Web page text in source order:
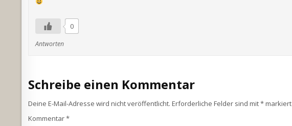
0
Antworten
Schreibe einen Kommentar
Deine E-Mail-Adresse wird nicht veröffentlicht. Erforderliche Felder sind mit*markiert
Kommentar*